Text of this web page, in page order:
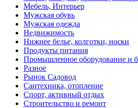
Мебель, Интерьер
Мужская обувь
Мужская одежда
Недвижимость
Нижнее белье, колготки, носки
Продукты питания
Промышленное оборудование и
Разное
Рынок Садовод
Сантехника, отопление
Спорт, активный отдых
Строительство и ремонт